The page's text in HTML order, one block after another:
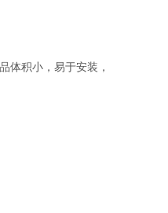
体积小，易于安装，